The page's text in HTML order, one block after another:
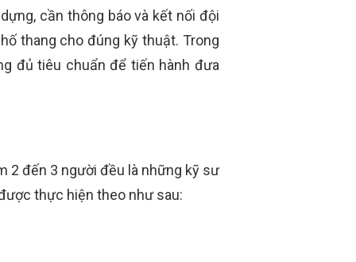
cần thông báo và kết nối đội
thang cho đúng kỹ thuật. Trong
đủ tiêu chuẩn để tiến hành đưa
2 đến 3 người đều là những kỹ sư
thực hiện theo như sau: